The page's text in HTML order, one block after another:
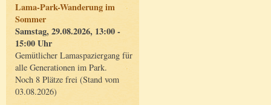
Lama-Park-Wanderung im
Sommer
Samstag, 29.08.2026, 13:00 -
15:00 Uhr
Gemütlicher Lamaspaziergang für
alle Generationen im Park.
Noch 8 Plätze frei (Stand vom
03.08.2026)